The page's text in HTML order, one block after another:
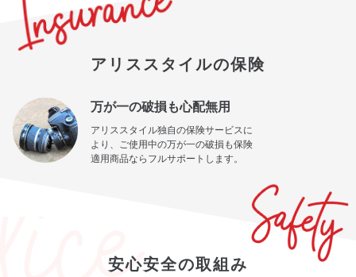
アリススタイルの保険
万が一の破損も心配無用
アリススタイル独自の保険サービスに
より、ご使用中の万が一の破損も保険
適用商品ならフルサポートします。
安心安全の取組み